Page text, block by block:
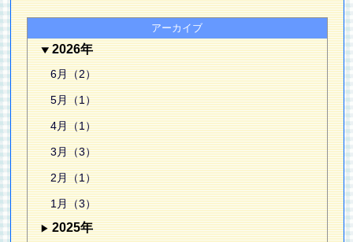
アーカイブ
2026年
6月（2）
5月（1）
4月（1）
3月（3）
2月（1）
1月（3）
2025年